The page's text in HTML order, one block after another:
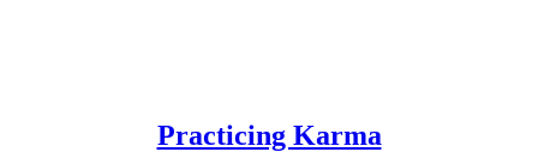
Practicing Karma